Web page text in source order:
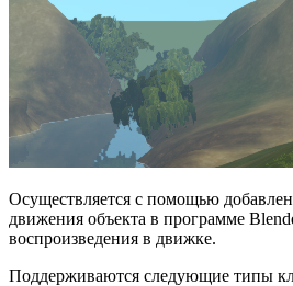
Осуществляется с помощью
движения объекта в программе
воспроизведения в движке.
Поддерживаются следующие типы